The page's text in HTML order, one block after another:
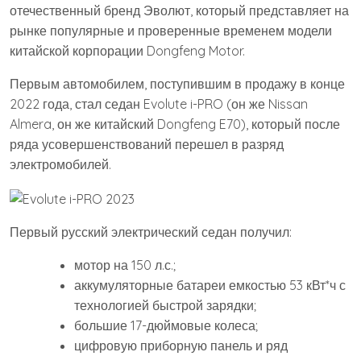
отечественный бренд Эволют, который представляет на
рынке популярные и проверенные временем модели
китайской корпорации Dongfeng Motor.
Первым автомобилем, поступившим в продажу в конце
2022 года, стал седан Evolute i-PRO (он же Nissan
Almera, он же китайский Dongfeng E70), который после
ряда усовершенствований перешел в разряд
электромобилей.
Первый русский электрический седан получил:
мотор на 150 л.с.;
аккумуляторные батареи емкостью 53 кВт*ч с
технологией быстрой зарядки;
большие 17-дюймовые колеса;
цифровую приборную панель и ряд